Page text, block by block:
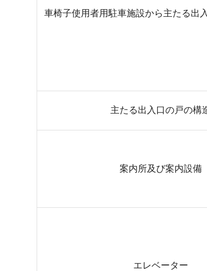
車椅子使用者用駐車施設から主たる出
主たる出入口の戸の構
案内所及び案内設備
エレベーター